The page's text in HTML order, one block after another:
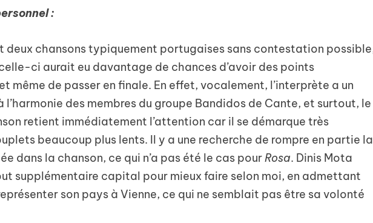
:
deux chansons typiquement portugaises sans contestation
ci aurait eu davantage de chances d’avoir des points
même de passer en finale. En effet, vocalement, l’interprète a un
l’harmonie des membres du groupe Bandidos de Cante, et surtout, le
retient immédiatement l’attention car il se démarque très
beaucoup plus lents. Il y a une recherche de rompre en partie la
dans la chanson, ce qui n’a pas été le cas pourRosa. Dinis Mota
supplémentaire capital pour mieux faire selon moi, en admettant
son pays à Vienne, ce qui ne semblait pas être sa volonté